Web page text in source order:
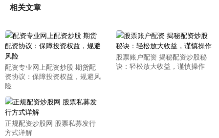
相关文章
配资专业网上配资炒股 期货配
资协议：保障投资权益，规避风
险
股票账户配资 揭秘配资炒股秘
诀：轻松放大收益，谨慎操作
正规配资炒股网 股票私募发行
方式详解